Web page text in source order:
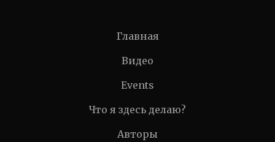
Главная
Видео
Events
Что я здесь делаю?
Авторы